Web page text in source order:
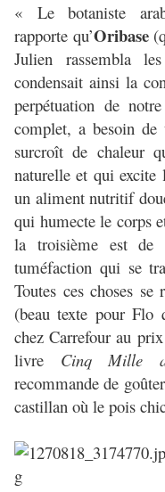
« Le botaniste
rapporte qu’Oribase
Julien rassembla
condensait ainsi la
perpétuation de
complet, a besoin
surcroît de chaleur
naturelle et qui excite
un aliment nutritif
qui humecte le corps
la troisième est de
tuméfaction qui se
Toutes ces choses
(beau texte pour Flo
chez Carrefour au
livre Cinq Mille
recommande de
castillan où le pois